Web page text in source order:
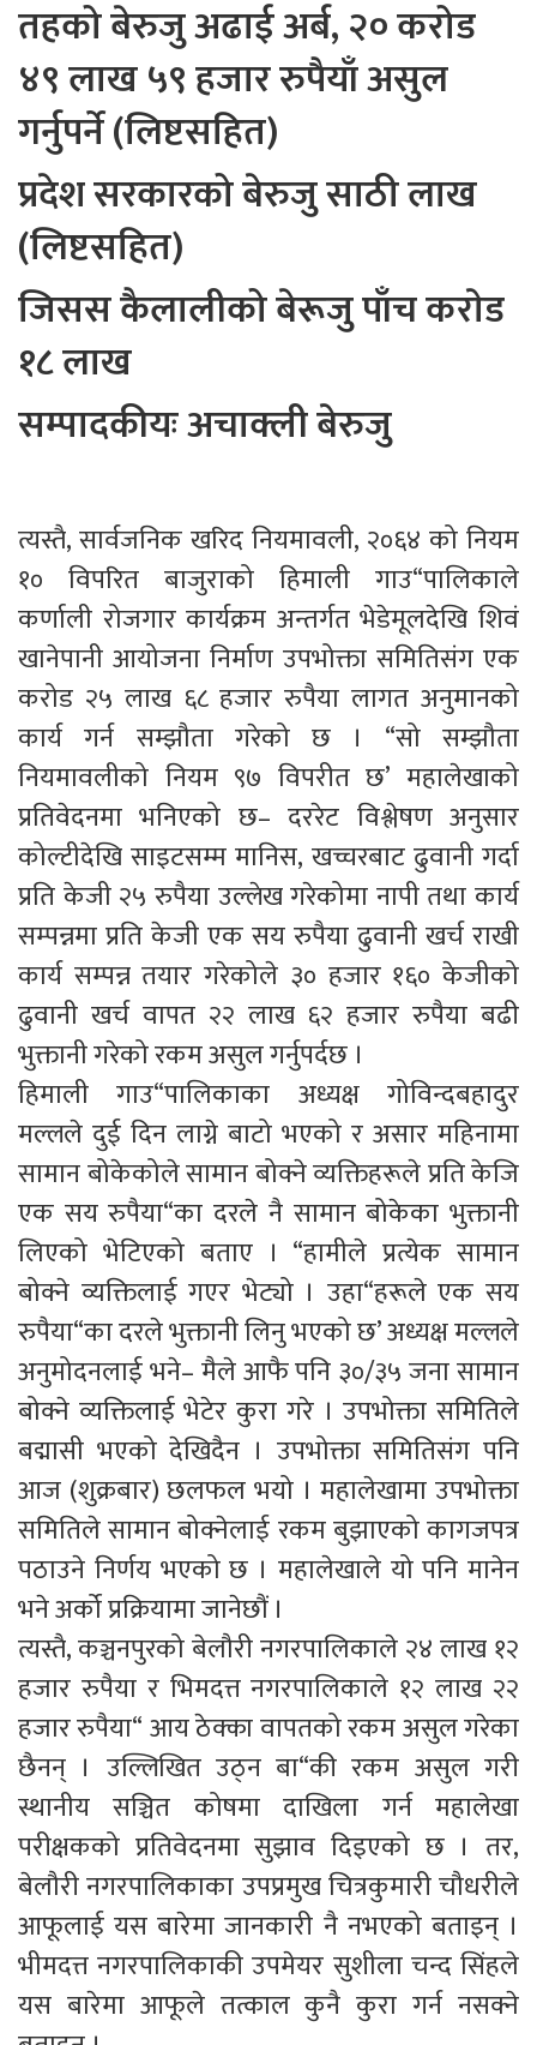
तहको बेरुजु अढाई अर्ब, २० करोड
४९ लाख ५९ हजार रुपैयाँ असुल
गर्नुपर्ने (लिष्टसहित)
प्रदेश सरकारको बेरुजु साठी लाख
(लिष्टसहित)
जिसस कैलालीको बेरूजु पाँच कराेड
१८ लाख
सम्पादकीयः अचाक्ली बेरुजु
त्यस्तै, सार्वजनिक खरिद नियमावली, २०६४ को नियम
१० विपरित बाजुराको हिमाली गाउ“पालिकाले
कर्णाली रोजगार कार्यक्रम अन्तर्गत भेडेमूलदेखि शिवं
खानेपानी आयोजना निर्माण उपभोक्ता समितिसंग एक
करोड २५ लाख ६८ हजार रुपैया लागत अनुमानको
कार्य गर्न सम्झौता गरेको छ । “सो सम्झौता
नियमावलीको नियम ९७ विपरीत छ’ महालेखाको
प्रतिवेदनमा भनिएको छ– दररेट विश्लेषण अनुसार
कोल्टीदेखि साइटसम्म मानिस, खच्चरबाट ढुवानी गर्दा
प्रति केजी २५ रुपैया उल्लेख गरेकोमा नापी तथा कार्य
सम्पन्नमा प्रति केजी एक सय रुपैया ढुवानी खर्च राखी
कार्य सम्पन्न तयार गरेकोले ३० हजार १६० केजीको
ढुवानी खर्च वापत २२ लाख ६२ हजार रुपैया बढी
भुक्तानी गरेको रकम असुल गर्नुपर्दछ ।
हिमाली गाउ“पालिकाका अध्यक्ष गोविन्दबहादुर
मल्लले दुई दिन लाग्ने बाटो भएको र असार महिनामा
सामान बोकेकोले सामान बोक्ने व्यक्तिहरूले प्रति केजि
एक सय रुपैया“का दरले नै सामान बोकेका भुक्तानी
लिएको भेटिएको बताए । “हामीले प्रत्येक सामान
बोक्ने व्यक्तिलाई गएर भेट्यो । उहा“हरूले एक सय
रुपैया“का दरले भुक्तानी लिनु भएको छ’ अध्यक्ष मल्लले
अनुमोदनलाई भने– मैले आफै पनि ३०/३५ जना सामान
बोक्ने व्यक्तिलाई भेटेर कुरा गरे । उपभोक्ता समितिले
बद्मासी भएको देखिदैन । उपभोक्ता समितिसंग पनि
आज (शुक्रबार) छलफल भयो । महालेखामा उपभोक्ता
समितिले सामान बोक्नेलाई रकम बुझाएको कागजपत्र
पठाउने निर्णय भएको छ । महालेखाले यो पनि मानेन
भने अर्को प्रक्रियामा जानेछौं ।
त्यस्तै, कञ्चनपुरको बेलौरी नगरपालिकाले २४ लाख १२
हजार रुपैया र भिमदत्त नगरपालिकाले १२ लाख २२
हजार रुपैया“ आय ठेक्का वापतको रकम असुल गरेका
छैनन् । उल्लिखित उठ्न बा“की रकम असुल गरी
स्थानीय सञ्चित कोषमा दाखिला गर्न महालेखा
परीक्षकको प्रतिवेदनमा सुझाव दिइएको छ । तर,
बेलौरी नगरपालिकाका उपप्रमुख चित्रकुमारी चौधरीले
आफूलाई यस बारेमा जानकारी नै नभएको बताइन् ।
भीमदत्त नगरपालिकाकी उपमेयर सुशीला चन्द सिंहले
यस बारेमा आफूले तत्काल कुनै कुरा गर्न नसक्ने